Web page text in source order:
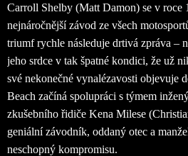
Carroll Shelby (Matt Damon) se v roce
nejnáročnější závod ze všech
triumf rychle následuje drtivá zpráva –
jeho srdce v tak špatné kondici, že už
své nekonečné vynalézavosti objevuje
Beach začíná spolupráci s týmem
zkušebního řidiče Kena Milese
geniální závodník, oddaný otec a
neschopný kompromisu.